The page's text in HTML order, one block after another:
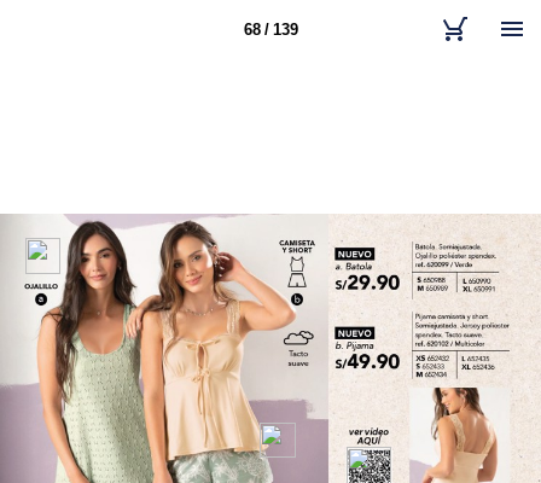
68 / 139